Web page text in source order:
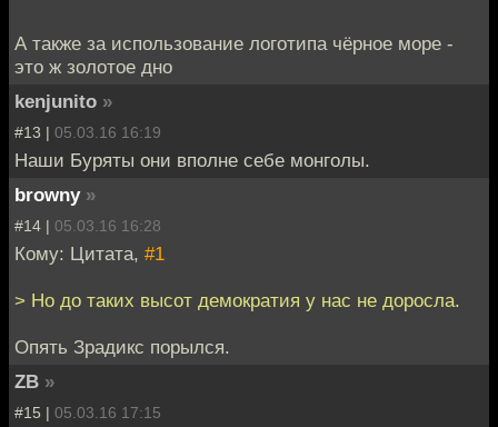
А также за использование логотипа чёрное море -
это ж золотое дно
kenjunito »
#13 | 05.03.16 16:19
Наши Буряты они вполне себе монголы.
browny »
#14 | 05.03.16 16:28
Кому: Цитата, #1
> Но до таких высот демократия у нас не доросла.
Опять Зрадикс порылся.
ZB »
#15 | 05.03.16 17:15